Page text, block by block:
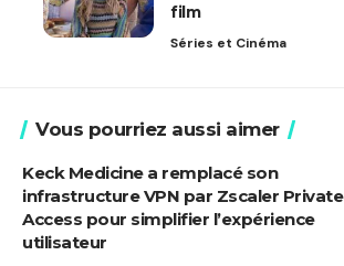
film
Séries et Cinéma
Vous pourriez aussi aimer
Keck Medicine a remplacé son
infrastructure VPN par Zscaler Private
Access pour simplifier l’expérience
utilisateur